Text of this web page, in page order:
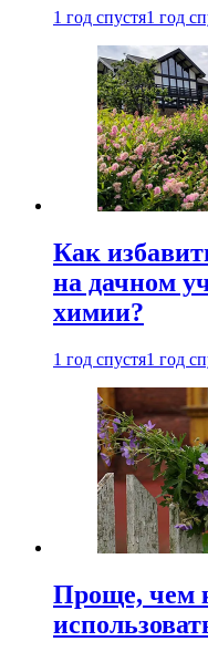
1 год спустя1 год
Как
на дачном
химии?
1 год спустя1 год
Проще, чем